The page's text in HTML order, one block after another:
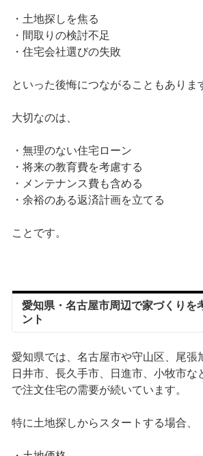
・土地探しを焦る
・間取りの検討不足
・住宅会社選びの失敗
といった後悔につながることもありま
大切なのは、
・無理のない住宅ローン
・将来の教育費を考慮する
・メンテナンス費も含める
・余裕のある返済計画を立てる
ことです。
愛知県・名古屋市周辺で家づくりを
ント
愛知県では、名古屋市や守山区、尾張
日井市、長久手市、日進市、小牧市な
で注文住宅の需要が続いています。
特に土地探しからスタートする場合、